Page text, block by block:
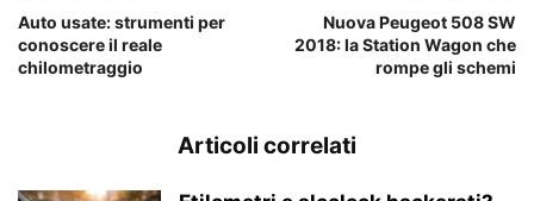
Auto usate: strumenti per
conoscere il reale
chilometraggio
Nuova Peugeot 508 SW
2018: la Station Wagon che
rompe gli schemi
Articoli correlati